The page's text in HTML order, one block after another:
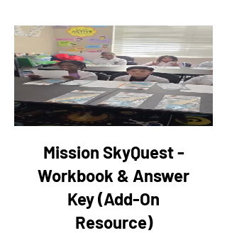
Mission SkyQuest -
Workbook & Answer
Key (Add-On
Resource)